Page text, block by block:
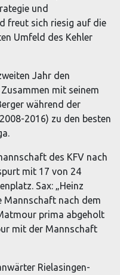
und
freut sich riesig auf die
Umfeld des Kehler
Jahr den
mit seinem
während der
2016) zu den besten
des KFV nach
mit 17 von 24
Sax: „Heinz
Mannschaft nach dem
prima abgeholt
mit der Mannschaft
Rielasingen-